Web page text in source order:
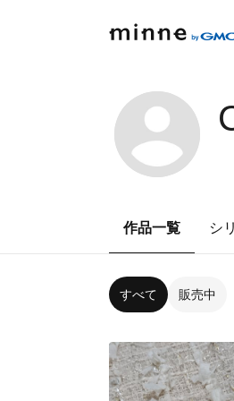
作品一覧 シ
すべて 販売中